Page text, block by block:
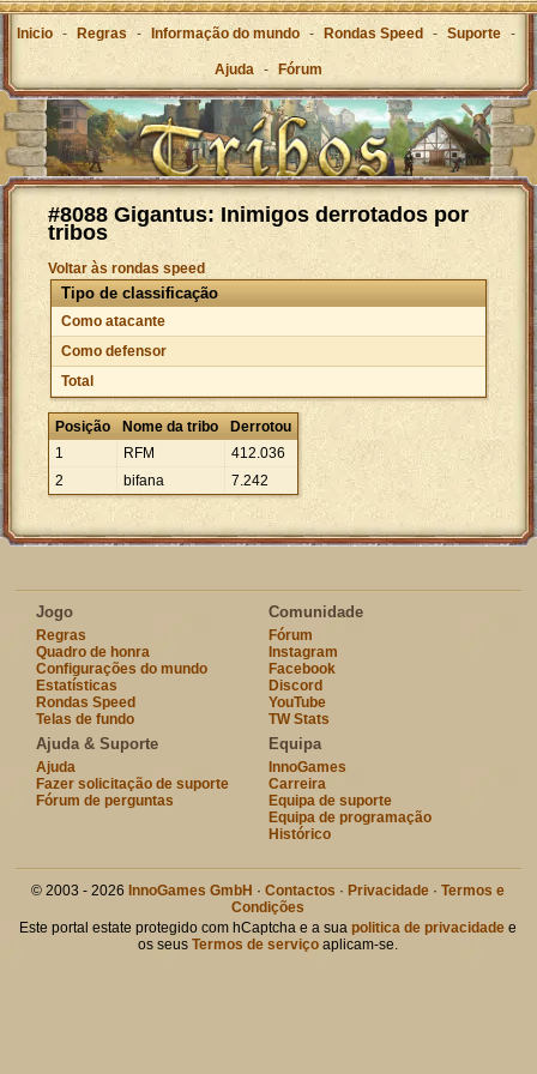
Inicio - Regras - Informação do mundo - Rondas Speed - Suporte -
Ajuda - Fórum
#8088 Gigantus: Inimigos derrotados por
tribos
Voltar às rondas speed
Tipo de classificação
Como atacante
Como defensor
Total
Posição Nome da tribo
Derrotou
1
RFM 412.036
2
bifana 7.242
Jogo
Regras
Quadro de honra
Configurações do mundo
Estatísticas
Rondas Speed
Telas de fundo
Comunidade
Fórum
Instagram
Facebook
Discord
YouTube
TW Stats
Ajuda & Suporte
Ajuda
Fazer solicitação de suporte
Fórum de perguntas
Equipa
InnoGames
Carreira
Equipa de suporte
Equipa de programação
Histórico
© 2003 - 2026 InnoGames GmbH ·Contactos · Privacidade ·Termos e
Condições
Este portal estate protegido com hCaptcha e a suapolitica de privacidade e
os seusTermos de serviço aplicam-se.